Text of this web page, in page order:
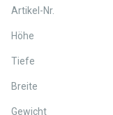
Artikel-Nr.
Höhe
Tiefe
Breite
Gewicht